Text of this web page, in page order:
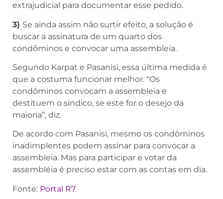
extrajudicial para documentar esse pedido.
3) Se ainda assim não surtir efeito, a solução é
buscar a assinatura de um quarto dos
condôminos e convocar uma assembleia.
Segundo Karpat e Pasanisi, essa última medida é
que a costuma funcionar melhor. “Os
condôminos convocam a assembleia e
destituem o síndico, se este for o desejo da
maioria”, diz.
De acordo com Pasanisi, mesmo os condôminos
inadimplentes podem assinar para convocar a
assembleia. Mas para participar e votar da
assembléia é preciso estar com as contas em dia.
Fonte: Portal R7